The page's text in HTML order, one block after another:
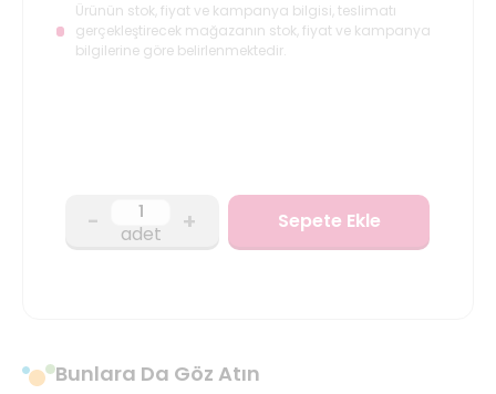
Ürünün stok, fiyat ve kampanya bilgisi, teslimatı
gerçekleştirecek mağazanın stok, fiyat ve kampanya
bilgilerine göre belirlenmektedir.
- adet + Sepete Ekle
Bunlara Da Göz Atın